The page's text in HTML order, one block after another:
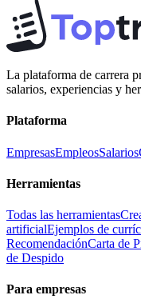
La plataforma de carrera
salarios, experiencias y
Plataforma
EmpresasEmpleosSalarios
Herramientas
Todas las herramientas
artificialEjemplos de
RecomendaciónCarta de
de Despido
Para empresas